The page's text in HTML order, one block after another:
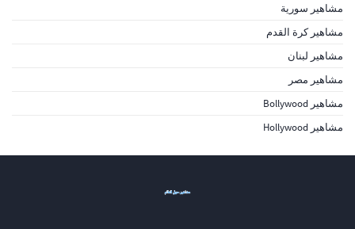
مشاهير سورية
مشاهير كرة القدم
مشاهير لبنان
مشاهير مصر
مشاهير Bollywood
مشاهير Hollywood